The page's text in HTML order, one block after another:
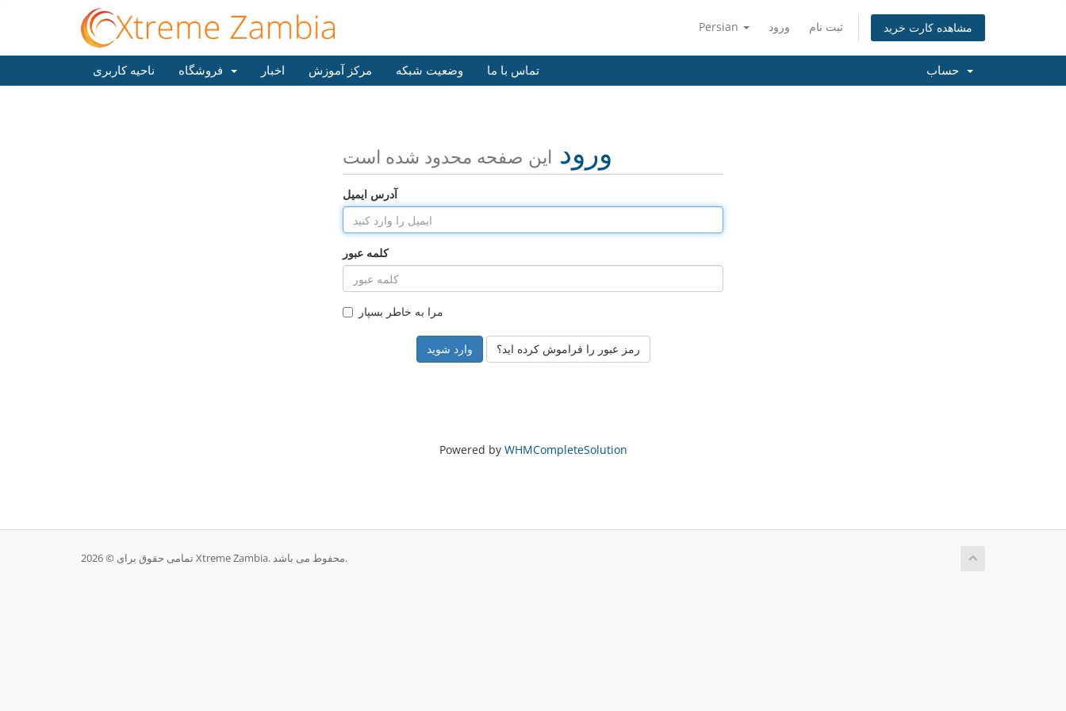
Persian ورود ثبت نام مشاهده کارت خرید
ناحیه کاربری اخبار مرکز آموزش وضعیت شبکه تماس با ما
ورود این صفحه محدود شده است
آدرس ایمیل
کلمه عبور
مرا به خاطر بسپار
رمز عبور را فراموش کرده اید؟
Powered by WHMCompleteSolution
تمامی حقوق برای © 2026 Xtreme Zambia. محفوط می باشد.